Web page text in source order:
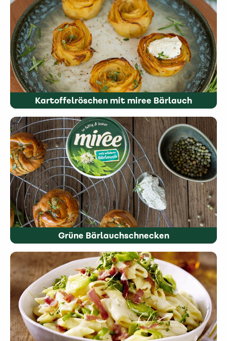
Kartoffelröschen mit miree Bärlauch
Grüne Bärlauchschnecken